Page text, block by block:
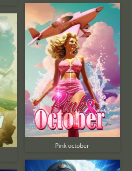
Pink october